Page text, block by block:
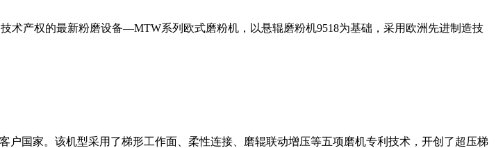
术产权的最新粉磨设备—MTW系列欧式磨粉机，以悬辊磨粉机9518为基础，采用欧洲先进制造技
国家。该机型采用了梯形工作面、柔性连接、磨辊联动增压等五项磨机专利技术，开创了超压梯